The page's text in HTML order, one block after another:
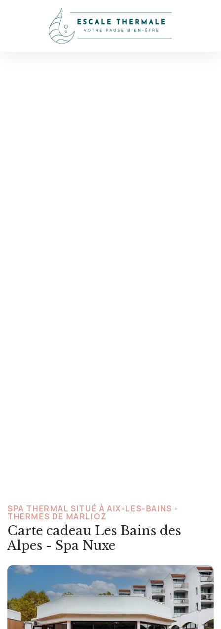
SPA THERMAL SITUÉ À AIX-LES-BAINS -
THERMES DE MARLIOZ
Carte cadeau Les Bains des
Alpes - Spa Nuxe